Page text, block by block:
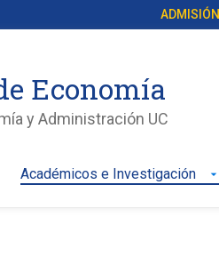
ADMISIÓN
Economía
y Administración UC
Académicos e Investigación arrow_drop_down